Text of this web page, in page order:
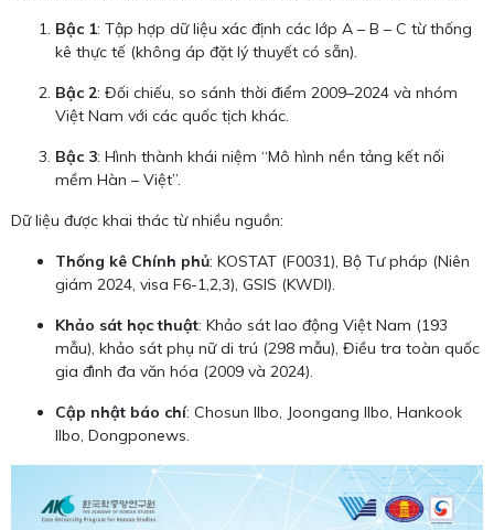
Bậc 1: Tập hợp dữ liệu xác định các lớp A – B – C từ thống
kê thực tế (không áp đặt lý thuyết có sẵn).
Bậc 2: Đối chiếu, so sánh thời điểm 2009–2024 và nhóm
Việt Nam với các quốc tịch khác.
Bậc 3: Hình thành khái niệm “Mô hình nền tảng kết nối
mềm Hàn – Việt”.
Dữ liệu được khai thác từ nhiều nguồn:
Thống kê Chính phủ: KOSTAT (F0031), Bộ Tư pháp (Niên
giám 2024, visa F6-1,2,3), GSIS (KWDI).
Khảo sát học thuật: Khảo sát lao động Việt Nam (193
mẫu), khảo sát phụ nữ di trú (298 mẫu), Điều tra toàn quốc
gia đình đa văn hóa (2009 và 2024).
Cập nhật báo chí: Chosun Ilbo, Joongang Ilbo, Hankook
Ilbo, Dongponews.